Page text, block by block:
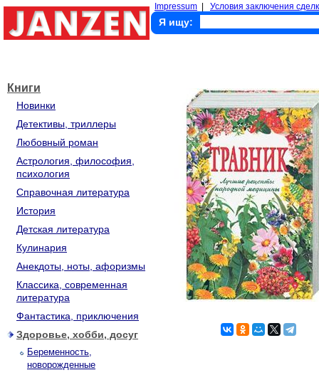
Impressum Условия заключения
Я ищу:
Книги
Новинки
Детективы, триллеры
Любовный роман
Астрология, философия,
психология
Справочная литература
История
Детская литература
Кулинария
Анекдоты, ноты, афоризмы
Классика, современная
литература
Фантастика, приключения
Здоровье, хобби, досуг
Беременность,
новорожденные